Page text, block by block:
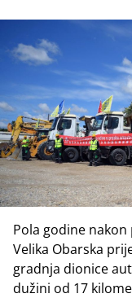
Pola godine
Velika Obarska
gradnja dionice
dužini od 17